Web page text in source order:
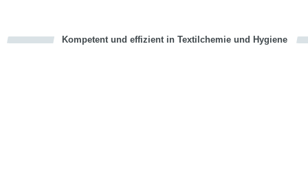
Kompetent und effizient in Textilchemie und Hygiene